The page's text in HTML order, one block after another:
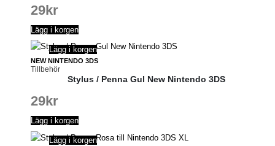
29kr
Lägg i korgen
NEW NINTENDO 3DS
Tillbehör
Lägg i korgen
Stylus / Penna Gul New Nintendo 3DS
29kr
Lägg i korgen
Lägg i korgen